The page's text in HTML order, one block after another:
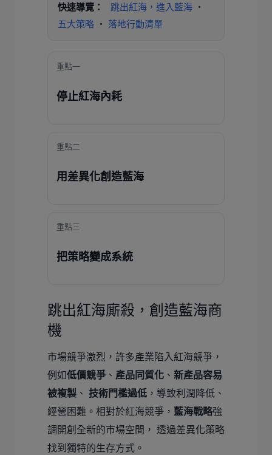
快速導覽： 跳出紅海，進入藍海 ・
五大策略 ・ 落地行動清單
重點一
停止紅海內耗
重點二
用差異化創造藍海
重點三
把策略變成系統
跳出紅海廝殺，創造藍海商
機
市場競爭激烈，許多產業陷入紅海競爭，
例如低價競爭 、 產品同質化 、 新產品容易
被複製 、 技術門檻過低 ，導致利潤降低、
經營困難。相對於紅海競爭， 藍海戰略強
調開創全新的市場空間， 透過差異化策略
找到獨特的生存方式。